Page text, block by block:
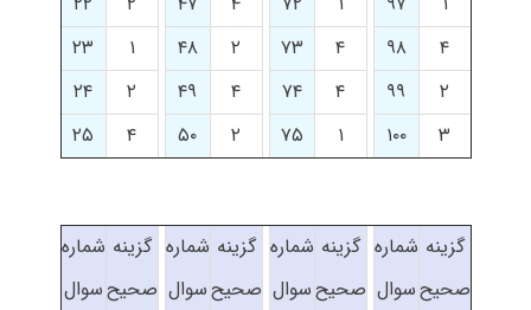
۴
۹۸ ۴ ۷۳ ۲ ۴۸ ۱
۲۳
۲
۹۹ ۴ ۷۴ ۴ ۴۹ ۲
۲۴
۳
۱۰۰ ۱ ۷۵ ۲ ۵۰ ۴ ۲۵
گزینه
صحیح
شماره
سوال
گزینه
صحیح
شماره
سوال
گزینه
صحیح
شماره
سوال
گزینه
صحیح
شماره
سوال